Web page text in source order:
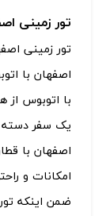
تور زمینی
تور زمینی
اصفهان با
با اتوبوس از
یک سفر دسته
اصفهان با
امکانات و
ضمن اینکه